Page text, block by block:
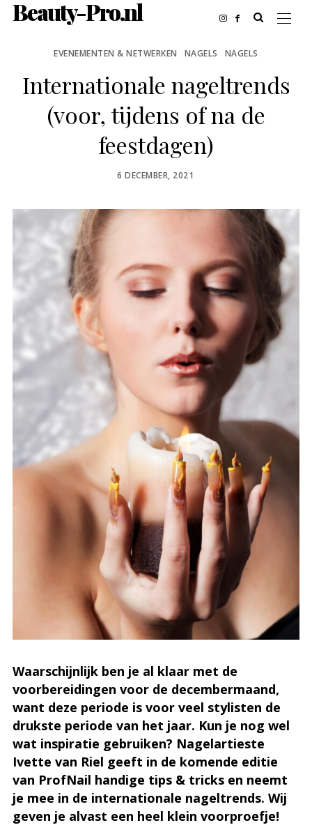
Beauty-Pro.nl
EVENEMENTEN & NETWERKEN NAGELS NAGELS
Internationale nageltrends
(voor, tijdens of na de
feestdagen)
POSTED
6 DECEMBER, 2021
Waarschijnlijk ben je al klaar met de
voorbereidingen voor de decembermaand,
want deze periode is voor veel stylisten de
drukste periode van het jaar. Kun je nog wel
wat inspiratie gebruiken? Nagelartieste
Ivette van Riel geeft in de komende editie
van ProfNail handige tips & tricks en neemt
je mee in de internationale nageltrends. Wij
geven je alvast een heel klein voorproefje!